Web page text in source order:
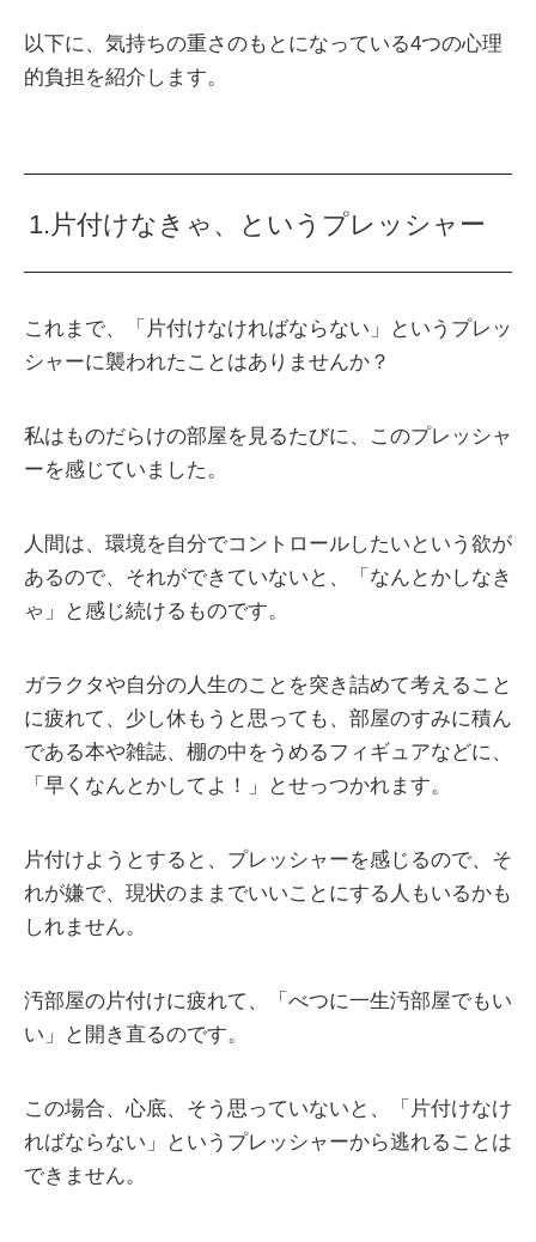
以下に、気持ちの重さのもとになっている4つの心理
的負担を紹介します。
1.片付けなきゃ、というプレッシャー
これまで、「片付けなければならない」というプレッ
シャーに襲われたことはありませんか？
私はものだらけの部屋を見るたびに、このプレッシャ
ーを感じていました。
人間は、環境を自分でコントロールしたいという欲が
あるので、それができていないと、「なんとかしなき
ゃ」と感じ続けるものです。
ガラクタや自分の人生のことを突き詰めて考えること
に疲れて、少し休もうと思っても、部屋のすみに積ん
である本や雑誌、棚の中をうめるフィギュアなどに、
「早くなんとかしてよ！」とせっつかれます。
片付けようとすると、プレッシャーを感じるので、そ
れが嫌で、現状のままでいいことにする人もいるかも
しれません。
汚部屋の片付けに疲れて、「べつに一生汚部屋でもい
い」と開き直るのです。
この場合、心底、そう思っていないと、「片付けなけ
ればならない」というプレッシャーから逃れることは
できません。